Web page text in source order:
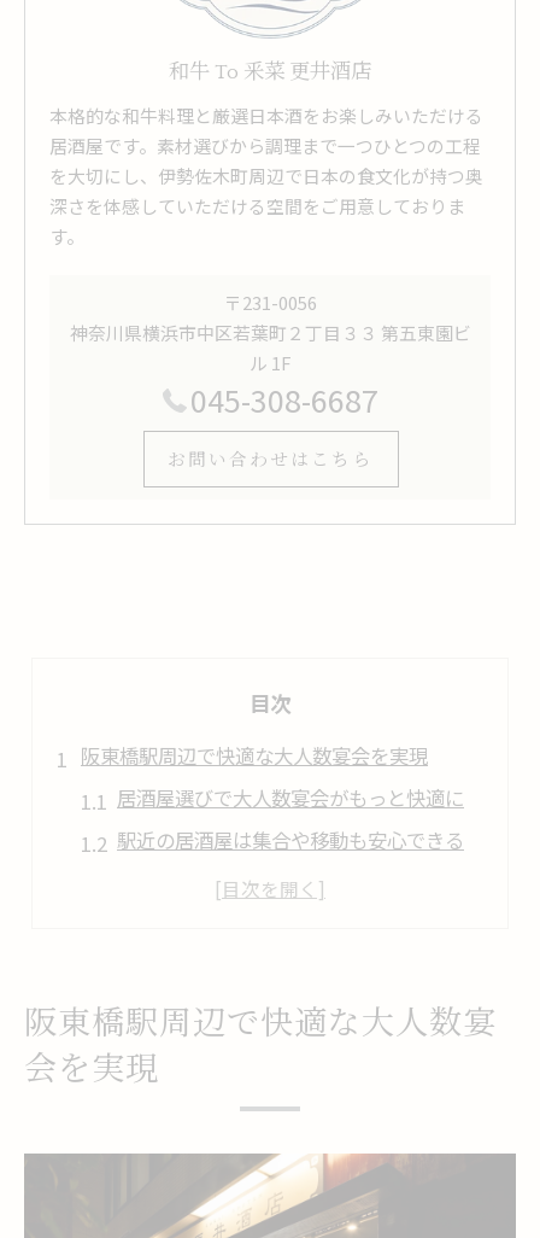
和牛 To 釆菜 更井酒店
本格的な和牛料理と厳選日本酒をお楽しみいただける
居酒屋です。素材選びから調理まで一つひとつの工程
を大切にし、伊勢佐木町周辺で日本の食文化が持つ奥
深さを体感していただける空間をご用意しておりま
す。
〒231-0056
神奈川県横浜市中区若葉町２丁目３３ 第五東園ビ
ル 1F
045-308-6687
お問い合わせはこちら
目次
阪東橋駅周辺で快適な大人数宴会を実現
居酒屋選びで大人数宴会がもっと快適に
駅近の居酒屋は集合や移動も安心できる
居酒屋なら大人数でも席配置が自由自在
居酒屋利用で楽しい集まりを叶える秘訣
居酒屋宴会で盛り上がるポイントとは
宴会に最適な居酒屋のサービス活用術
居酒屋ならではの演出で集まりが華やぐ
阪東橋駅周辺で快適な大人数宴
会を実現